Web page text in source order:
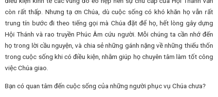
còn rất thấp. Nhưng tạ ơn Chúa, dù cuộc sống có khó khăn họ vẫn rất
trung tín bước đi theo tiếng gọi mà Chúa đặt để họ, hết lòng gây dựng
Hội Thánh và rao truyền Phúc Âm cứu người. Mỗi chúng ta cần nhớ đến
họ trong lời cầu nguyện, và chia sẻ những gánh nặng về những thiếu thốn
trong cuộc sống khi có điều kiện, nhằm giúp họ chuyên tâm làm tốt công
việc Chúa giao.
Bạn có quan tâm đến cuộc sống của những người phục vụ Chúa chưa?